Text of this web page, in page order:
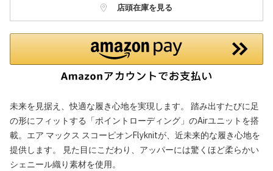
店頭在庫を見る
未来を見据え、快適な履き心地を実現します。 踏み出すたびに足
の形にフィットする「ポイントローディング」のAirユニットを搭
載。エア マックス スコーピオンFlyknitが、近未来的な履き心地を
提供します。 見た目にこだわり、アッパーには驚くほど柔らかい
シェニール織り素材を使用。